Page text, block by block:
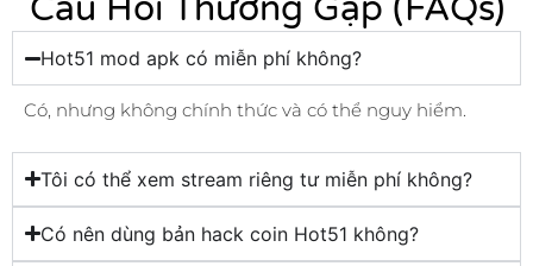
Câu Hỏi Thường Gặp (FAQs)
Hot51 mod apk có miễn phí không?
Có, nhưng không chính thức và có thể nguy hiểm.
Tôi có thể xem stream riêng tư miễn phí không?
Có nên dùng bản hack coin Hot51 không?